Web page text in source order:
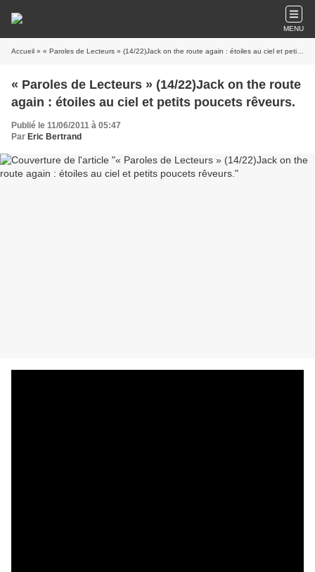
MENU
Accueil » « Paroles de Lecteurs » (14/22)Jack on the route again : étoiles au ciel et petits poucets rêveurs.
« Paroles de Lecteurs » (14/22)Jack on the route
again : étoiles au ciel et petits poucets rêveurs.
Publié le 11/06/2011 à 05:47
Par Eric Bertrand